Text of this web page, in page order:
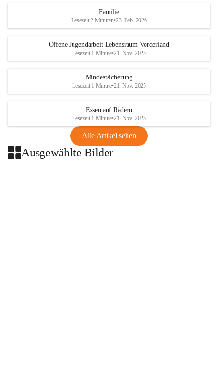
Familie
Lesezeit 2 Minuten•23. Feb. 2026
Offene Jugendarbeit Lebensraum Vorderland
Lesezeit 1 Minute•21. Nov. 2025
Mindestsicherung
Lesezeit 1 Minute•21. Nov. 2025
Essen auf Rädern
Lesezeit 1 Minute•21. Nov. 2025
Alle Artikel sehen
Ausgewählte Bilder